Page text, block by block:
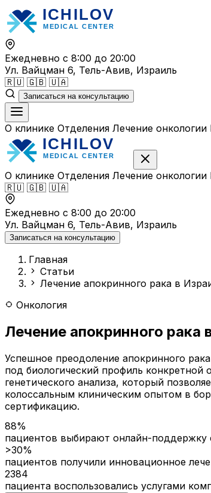
Перейти
к
содержимому
Ежедневно с 8:00 до 20:00
Ул. Вайцман 6, Тель-Авив, Израиль
🇷🇺 🇬🇧 🇺🇦
Записаться на консультацию
О клинике Отделения Лечение онкологии
О клинике Отделения Лечение онкологии
🇷🇺 🇬🇧 🇺🇦
Ежедневно с 8:00 до 20:00
Ул. Вайцман 6, Тель-Авив, Израиль
Записаться на консультацию
Главная
Статьи
Лечение апокринного рака в
Онкология
Лечение апокринного рака
Успешное преодоление апокринного
под биологический профиль
генетического анализа, который
колоссальным клиническим опытом в
сертификацию.
88%
пациентов выбирают онлайн-поддержку
>30%
пациентов получили инновационное
2384
пациента воспользовались услугами